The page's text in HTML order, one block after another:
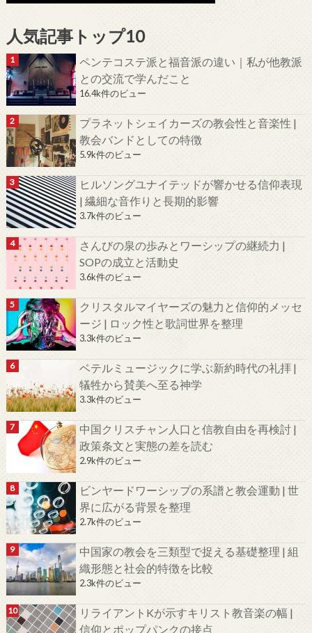
人気記事トップ10
ペンテコステ派と福音派の違い｜私が他教派
との交流で学んだこと
16.4k件のビュー
プラネットシェイカーズの教会性と音楽性 |
教会バンドとしての特徴
5.9k件のビュー
ヒルソングユナイテッドが響かせる信仰表現
| 繊細な音作りと長期的影響
3.7k件のビュー
さんびの泉の歩みとワーシップの継続力 |
SOPの成立と活動史
3.6k件のビュー
クリスタルマイヤーズの魅力と信仰的メッセ
ージ | ロック性と歌詞世界を整理
3.3k件のビュー
ベテルミュージックに学ぶ新約時代の礼拝 |
犠牲から賛美へ至る神学
3.3k件のビュー
中国クリスチャン人口と信教自由を再検討 |
政策条文と実態の差を読む
2.9k件のビュー
ビンヤードワーシップの系譜と教会運動 | 世
界に広がる背景を整理
2.7k件のビュー
中国家の教会を三類型で捉える基礎整理 | 組
織形態と社会的特徴を比較
2.3k件のビュー
リライアントKが示すキリスト教音楽の幅 |
信仰とポップパンクの接点